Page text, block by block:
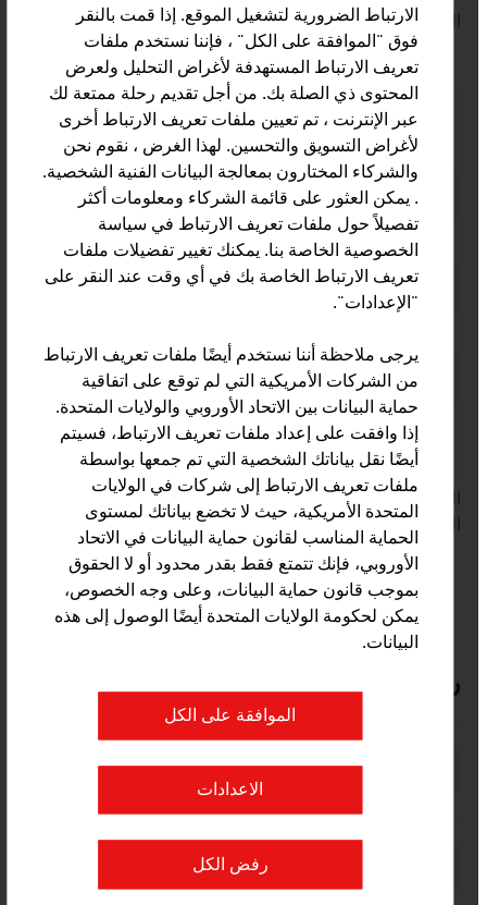
المصدر: الاستثمار في النمسا ؛ إحصائية النمسا
المصدر: غرفة التجارة النمساوية، الاتحاد المتخصص للقطارات
المُعلقة بالنمسا
الأرقام الرئيسية للبنية التحتية في مجال القطارات المعلقة
/ السكك الحديدية الجبلية - شتاء 2024 / 2025
مؤسسات القطارات المعلقة 250
مؤسسات جر الزلاجات 400
وحدات القطارات المعلقة
مساحات المدقات 23,700 هكتار
الاستثمارات (الأمن / جودة الأنظمة،
تمطير الثلج من المدقات، إلخ)
حوالي 500
مليون يورو
listen
links
رابط إلكتروني
إحصائية النمسا. السياحة
الارتباط الضرورية لتشغيل الموقع. إذا قمت بالنقر
فوق "الموافقة على الكل" ، فإننا نستخدم ملفات
تعريف الارتباط المستهدفة لأغراض التحليل ولعرض
المحتوى ذي الصلة بك. من أجل تقديم رحلة ممتعة لك
عبر الإنترنت ، تم تعيين ملفات تعريف الارتباط أخرى
لأغراض التسويق والتحسين. لهذا الغرض ، نقوم نحن
والشركاء المختارون بمعالجة البيانات الفنية الشخصية.
. يمكن العثور على قائمة الشركاء ومعلومات أكثر
تفصيلاً حول ملفات تعريف الارتباط في سياسة
الخصوصية الخاصة بنا. يمكنك تغيير تفضيلات ملفات
تعريف الارتباط الخاصة بك في أي وقت عند النقر على
"الإعدادات".
يرجى ملاحظة أننا نستخدم أيضًا ملفات تعريف الارتباط
من الشركات الأمريكية التي لم توقع على اتفاقية
حماية البيانات بين الاتحاد الأوروبي والولايات المتحدة.
إذا وافقت على إعداد ملفات تعريف الارتباط، فسيتم
أيضًا نقل بياناتك الشخصية التي تم جمعها بواسطة
ملفات تعريف الارتباط إلى شركات في الولايات
المتحدة الأمريكية، حيث لا تخضع بياناتك لمستوى
الحماية المناسب لقانون حماية البيانات في الاتحاد
الأوروبي، فإنك تتمتع فقط بقدر محدود أو لا الحقوق
بموجب قانون حماية البيانات، وعلى وجه الخصوص،
يمكن لحكومة الولايات المتحدة أيضًا الوصول إلى هذه
البيانات.
الموافقة على الكل
الاعدادات
رفض الكل